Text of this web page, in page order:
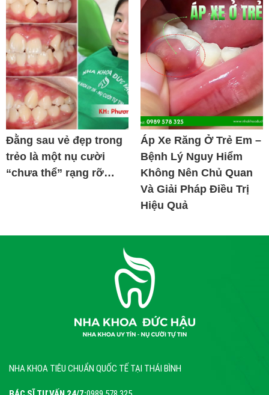
Đằng sau vẻ đẹp trong
trẻo là một nụ cười
“chưa thể” rạng rỡ…
Áp Xe Răng Ở Trẻ Em –
Bệnh Lý Nguy Hiểm
Không Nên Chủ Quan
Và Giải Pháp Điều Trị
Hiệu Quả
NHA KHOA TIÊU CHUẨN QUỐC TẾ TẠI THÁI BÌNH